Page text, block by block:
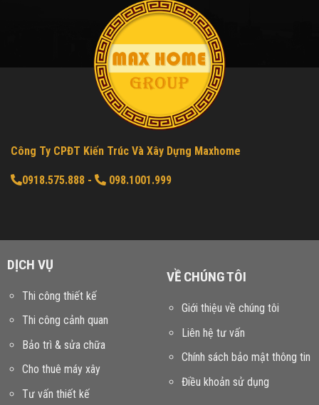
Công Ty CPĐT Kiến Trúc Và Xây Dựng Maxhome
0918.575.888 - 098.1001.999
DỊCH VỤ
Thi công thiết kế
Thi công cảnh quan
Bảo trì & sửa chữa
Cho thuê máy xây
Tư vấn thiết kế
VỀ CHÚNG TÔI
Giới thiệu về chúng tôi
Liên hệ tư vấn
Chính sách bảo mật thông tin
Điều khoản sử dụng